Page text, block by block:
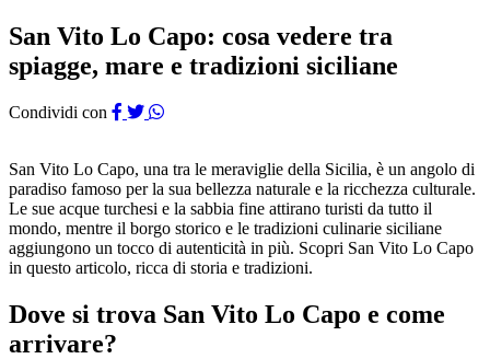
San Vito Lo Capo: cosa vedere tra
spiagge, mare e tradizioni siciliane
Condividi con
San Vito Lo Capo, una tra le meraviglie della Sicilia, è un angolo di
paradiso famoso per la sua bellezza naturale e la ricchezza culturale.
Le sue acque turchesi e la sabbia fine attirano turisti da tutto il
mondo, mentre il borgo storico e le tradizioni culinarie siciliane
aggiungono un tocco di autenticità in più. Scopri San Vito Lo Capo
in questo articolo, ricca di storia e tradizioni.
Dove si trova San Vito Lo Capo e come
arrivare?